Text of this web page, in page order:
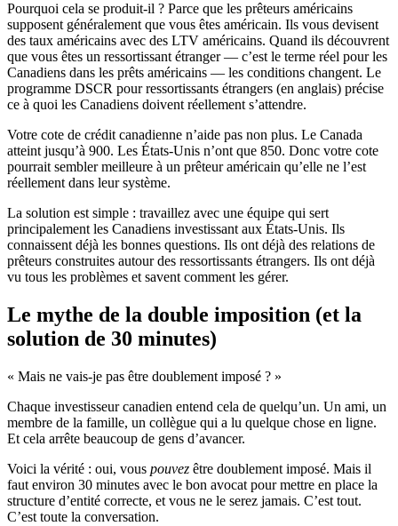
Pourquoi cela se produit-il ? Parce que les prêteurs américains
supposent généralement que vous êtes américain. Ils vous devisent
des taux américains avec des LTV américains. Quand ils découvrent
que vous êtes un ressortissant étranger — c’est le terme réel pour les
Canadiens dans les prêts américains — les conditions changent. Le
programme DSCR pour ressortissants étrangers (en anglais) précise
ce à quoi les Canadiens doivent réellement s’attendre.
Votre cote de crédit canadienne n’aide pas non plus. Le Canada
atteint jusqu’à 900. Les États-Unis n’ont que 850. Donc votre cote
pourrait sembler meilleure à un prêteur américain qu’elle ne l’est
réellement dans leur système.
La solution est simple : travaillez avec une équipe qui sert
principalement les Canadiens investissant aux États-Unis. Ils
connaissent déjà les bonnes questions. Ils ont déjà des relations de
prêteurs construites autour des ressortissants étrangers. Ils ont déjà
vu tous les problèmes et savent comment les gérer.
Le mythe de la double imposition (et la
solution de 30 minutes)
« Mais ne vais-je pas être doublement imposé ? »
Chaque investisseur canadien entend cela de quelqu’un. Un ami, un
membre de la famille, un collègue qui a lu quelque chose en ligne.
Et cela arrête beaucoup de gens d’avancer.
Voici la vérité : oui, vous pouvez être doublement imposé. Mais il
faut environ 30 minutes avec le bon avocat pour mettre en place la
structure d’entité correcte, et vous ne le serez jamais. C’est tout.
C’est toute la conversation.